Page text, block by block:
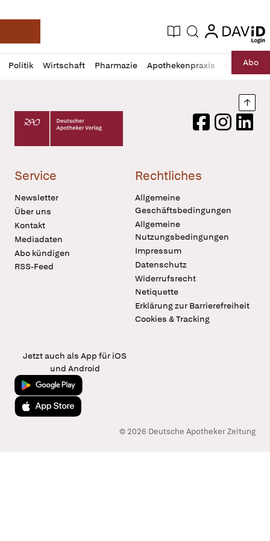
Deutsche Apotheker Zeitung
Aktuelle Ausgabe
Suche login
login
Politik Wirtschaft Pharmazie Apothekenpraxis RechtAbo
Profil
öffnen
Daz
Pur
Deutscher Apotheker Verlag Logo
FacebookInstagram
Service
Newsletter
Über uns
Kontakt
Mediadaten
Abo kündigen
RSS-Feed
Rechtliches
Allgemeine
Geschäftsbedingungen
Allgemeine
Nutzungsbedingungen
Impressum
Datenschutz
Widerrufsrecht
Netiquette
Erklärung zur Barrierefreiheit
Cookies & Tracking
Jetzt auch als App für iOS
und Android
Jetzt bei Google Play
Laden im App Store
© 2026 Deutsche Apotheker Zeitung